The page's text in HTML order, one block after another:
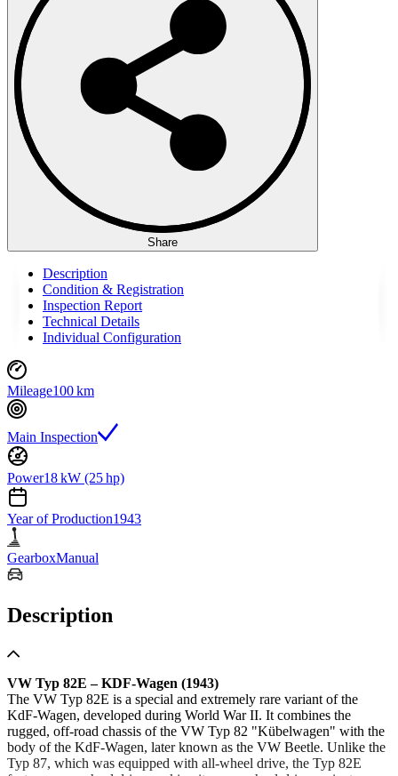
Share
Description
Condition & Registration
Inspection Report
Technical Details
Individual Configuration
Mileage100 km
Main Inspection
Power18 kW (25 hp)
Year of Production1943
GearboxManual
Description
VW Typ 82E – KDF-Wagen (1943)
The VW Typ 82E is a special and extremely rare variant of the
KdF-Wagen, developed during World War II. It combines the
rugged, off-road chassis of the VW Typ 82 "Kübelwagen" with the
body of the KdF-Wagen, later known as the VW Beetle. Unlike the
Typ 87, which was equipped with all-wheel drive, the Typ 82E